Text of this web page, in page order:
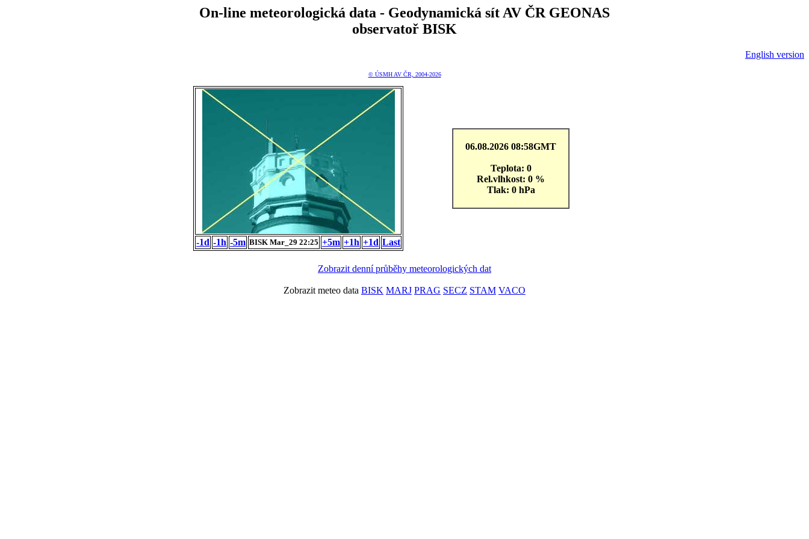
On-line meteorologická data - Geodynamická sít AV ČR GEONAS
observatoř BISK
English version
© ÚSMH AV ČR, 2004-2026
-1d -1h -5m BISK Mar_29 22:25 +5m +1h +1d Last
06.08.2026 08:58GMT
Teplota: 0
Rel.vlhkost: 0 %
Tlak: 0 hPa
Zobrazit denní průběhy meteorologických dat
Zobrazit meteo data BISK MARJ PRAG SECZ STAM VACO